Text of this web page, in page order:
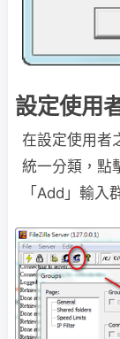
設定使用
在設定使用者
統一分類，點
「Add」輸入